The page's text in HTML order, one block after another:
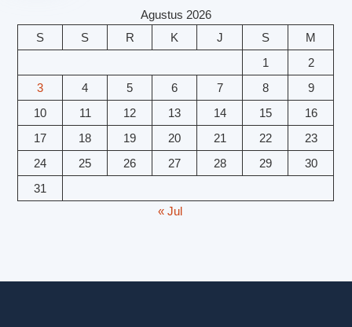
Agustus 2026
S
S R K J S
M
1
2
3
4 5 6 7 8
9
10
11 12 13 14 15
16
17
18 19 20 21 22
23
24
25 26 27 28 29
30
31
« Jul